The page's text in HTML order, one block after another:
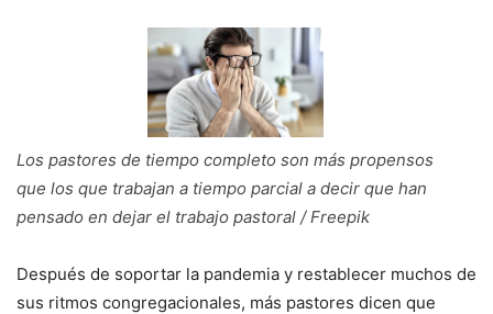
Los pastores de tiempo completo son más propensos
que los que trabajan a tiempo parcial a decir que han
pensado en dejar el trabajo pastoral / Freepik
Después de soportar la pandemia y restablecer muchos de
sus ritmos congregacionales, más pastores dicen que